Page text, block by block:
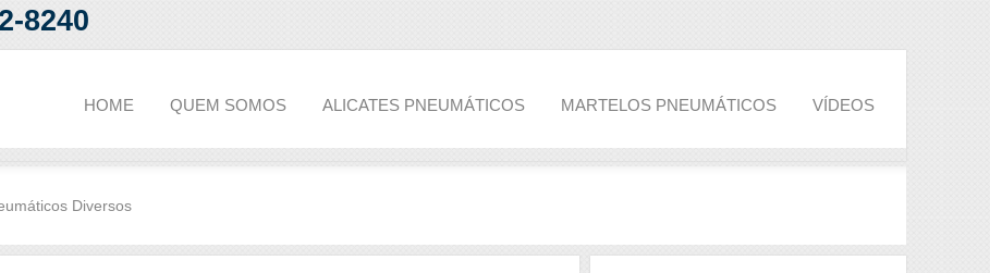
8240
HOME QUEM SOMOS ALICATES PNEUMÁTICOS MARTELOS PNEUMÁTICOS VÍDEOS
Diversos